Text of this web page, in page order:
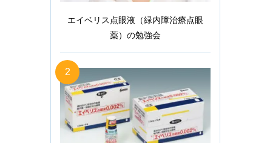
エイベリス点眼液（緑内障治療点眼
薬）の勉強会
2